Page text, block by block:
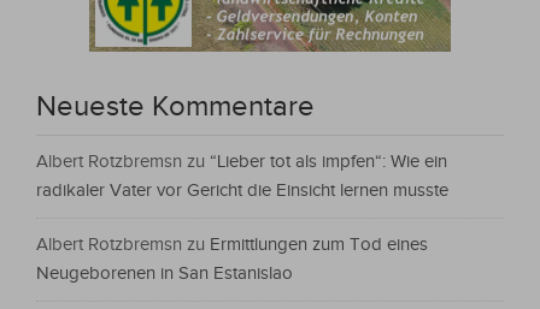
Neueste Kommentare
Albert Rotzbremsn zu “Lieber tot als impfen“: Wie ein
radikaler Vater vor Gericht die Einsicht lernen musste
Albert Rotzbremsn zu Ermittlungen zum Tod eines
Neugeborenen in San Estanislao